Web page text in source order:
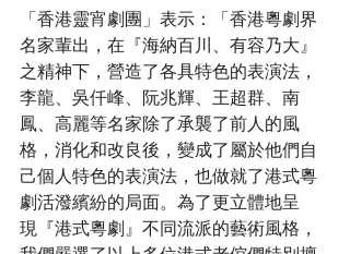
「香港靈宵劇團」表示：「香港粵劇界
名家輩出，在『海納百川、有容乃大』
之精神下，營造了各具特色的表演法，
李龍、吳仟峰、阮兆輝、王超群、南
鳳、高麗等名家除了承襲了前人的風
格，消化和改良後，變成了屬於他們自
己個人特色的表演法，也做就了港式粵
劇活潑繽紛的局面。為了更立體地呈
現﻿『港式粵劇﻿』不同流派的藝術風格，